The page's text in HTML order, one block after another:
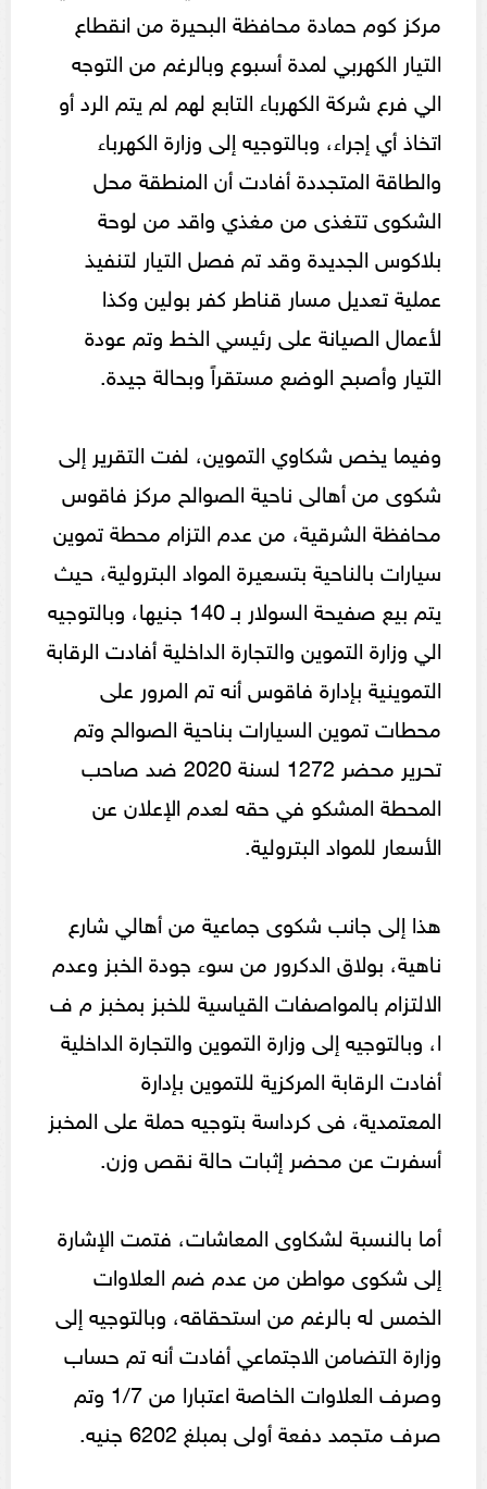
مركز كوم حمادة محافظة البحيرة من انقطاع
التيار الكهربي لمدة أسبوع وبالرغم من التوجه
الي فرع شركة الكهرباء التابع لهم لم يتم الرد أو
اتخاذ أي إجراء، وبالتوجيه إلى وزارة الكهرباء
والطاقة المتجددة أفادت أن المنطقة محل
الشكوى تتغذى من مغذي واقد من لوحة
بلاكوس الجديدة وقد تم فصل التيار لتنفيذ
عملية تعديل مسار قناطر كفر بولين وكذا
لأعمال الصيانة على رئيسي الخط وتم عودة
التيار وأصبح الوضع مستقراً وبحالة جيدة.
وفيما يخص شكاوي التموين، لفت التقرير إلى
شكوى من أهالى ناحية الصوالح مركز فاقوس
محافظة الشرقية، من عدم التزام محطة تموين
سيارات بالناحية بتسعيرة المواد البترولية، حيث
يتم بيع صفيحة السولار بـ 140 جنيها، وبالتوجيه
الي وزارة التموين والتجارة الداخلية أفادت الرقابة
التموينية بإدارة فاقوس أنه تم المرور على
محطات تموين السيارات بناحية الصوالح وتم
تحرير محضر 1272 لسنة 2020 ضد صاحب
المحطة المشكو في حقه لعدم الإعلان عن
الأسعار للمواد البترولية.
هذا إلى جانب شكوى جماعية من أهالي شارع
ناهية، بولاق الدكرور من سوء جودة الخبز وعدم
الالتزام بالمواصفات القياسية للخبز بمخبز م ف
ا، وبالتوجيه إلى وزارة التموين والتجارة الداخلية
أفادت الرقابة المركزية للتموين بإدارة
المعتمدية، فى كرداسة بتوجيه حملة على المخبز
أسفرت عن محضر إثبات حالة نقص وزن.
أما بالنسبة لشكاوى المعاشات، فتمت الإشارة
إلى شكوى مواطن من عدم ضم العلاوات
الخمس له بالرغم من استحقاقه، وبالتوجيه إلى
وزارة التضامن الاجتماعي أفادت أنه تم حساب
وصرف العلاوات الخاصة اعتبارا من 1/7 وتم
صرف متجمد دفعة أولى بمبلغ 6202 جنيه.